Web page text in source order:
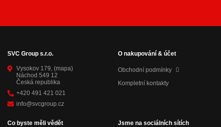
SVC Group s.r.o.
Vysokov 179, (mapa)
Náchod 549 12
Česká republika
+420 491 421 021
info@svcgroup.cz
O nakupování & účet
Obchodní podmínky
Kompletní kontakty
Co byste měli vědět Jsme na sociálních sítích